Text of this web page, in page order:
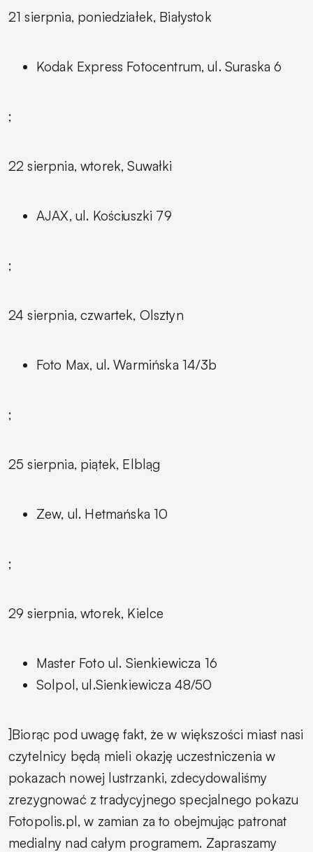
21 sierpnia, poniedziałek, Białystok
Kodak Express Fotocentrum, ul. Suraska 6
;
22 sierpnia, wtorek, Suwałki
AJAX, ul. Kościuszki 79
;
24 sierpnia, czwartek, Olsztyn
Foto Max, ul. Warmińska 14/3b
;
25 sierpnia, piątek, Elbląg
Zew, ul. Hetmańska 10
;
29 sierpnia, wtorek, Kielce
Master Foto ul. Sienkiewicza 16
Solpol, ul.Sienkiewicza 48/50
]Biorąc pod uwagę fakt, że w większości miast nasi
czytelnicy będą mieli okazję uczestniczenia w
pokazach nowej lustrzanki, zdecydowaliśmy
zrezygnować z tradycyjnego specjalnego pokazu
Fotopolis.pl, w zamian za to obejmując patronat
medialny nad całym programem. Zapraszamy